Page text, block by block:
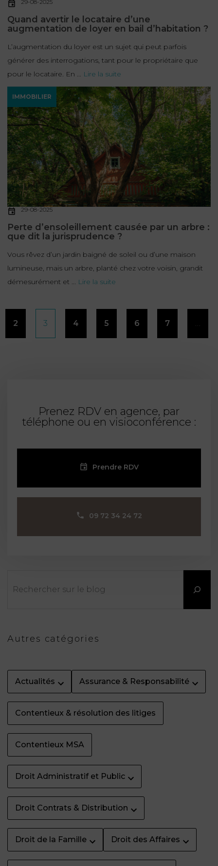
29-08-2025
Quand avertir le locataire d’une
augmentation de loyer en bail d’habitation ?
L’augmentation du loyer est un sujet qui peut parfois
générer des interrogations, tant pour le propriétaire que
pour le locataire. En ... Lire la suite
IMMOBILIER
29-08-2025
Perte d’ensoleillement causée par un arbre :
que dit la jurisprudence ?
Vous rêvez d’un jardin baigné de soleil ou d’une maison
lumineuse, mais un arbre, planté chez votre voisin, grandit
démesurément et ... Lire la suite
Pagination
des
2 3 4 5 6 7 …
Prenez RDV en agence, par
téléphone ou en visioconférence :
Prendre RDV
09 72 34 24 72
Autres catégories
Actualités Assurance & Responsabilité
Contentieux & résolution des litiges
Contentieux MSA
Droit Administratif et Public
Droit Contrats & Distribution
Droit de la Famille Droit des Affaires